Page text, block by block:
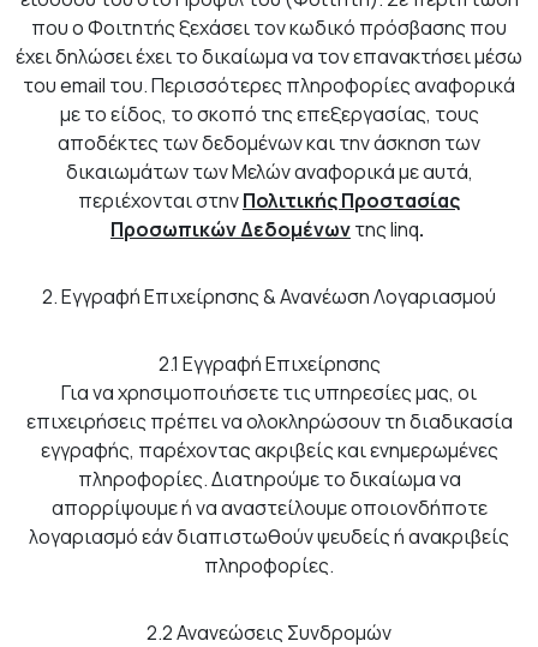
που ο Φοιτητής ξεχάσει τον κωδικό πρόσβασης που
έχει δηλώσει έχει το δικαίωμα να τον επανακτήσει μέσω
του email του. Περισσότερες πληροφορίες αναφορικά
με το είδος, το σκοπό της επεξεργασίας, τους
αποδέκτες των δεδομένων και την άσκηση των
δικαιωμάτων των Μελών αναφορικά με αυτά,
περιέχονται στηνΠολιτικής Προστασίας
Προσωπικών Δεδομένωντης linq.
2. Εγγραφή Επιχείρησης & Ανανέωση Λογαριασμού
2.1 Εγγραφή Επιχείρησης
Για να χρησιμοποιήσετε τις υπηρεσίες μας, οι
επιχειρήσεις πρέπει να ολοκληρώσουν τη διαδικασία
εγγραφής, παρέχοντας ακριβείς και ενημερωμένες
πληροφορίες. Διατηρούμε το δικαίωμα να
απορρίψουμε ή να αναστείλουμε οποιονδήποτε
λογαριασμό εάν διαπιστωθούν ψευδείς ή ανακριβείς
πληροφορίες.
2.2 Ανανεώσεις Συνδρομών